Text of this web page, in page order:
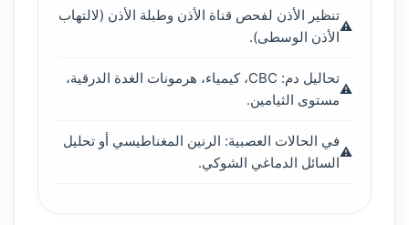
تنظير الأذن لفحص قناة الأذن وطبلة الأذن (لالتهاب
الأذن الوسطى).
تحاليل دم: CBC، كيمياء، هرمونات الغدة الدرقية،
مستوى الثيامين.
في الحالات العصبية: الرنين المغناطيسي أو تحليل
السائل الدماغي الشوكي.